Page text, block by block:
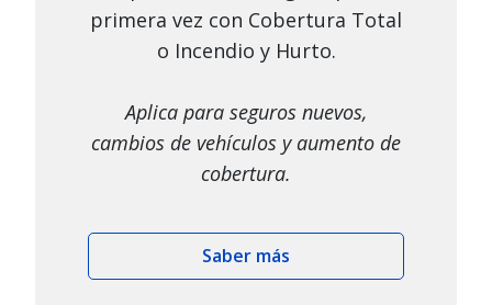
primera vez con Cobertura Total
o Incendio y Hurto.
Aplica para seguros nuevos,
cambios de vehículos y aumento de
cobertura.
Saber más